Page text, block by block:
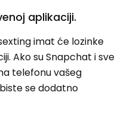
aplikaciji.
imat će lozinke
Ako su Snapchat i sve
telefonu vašeg
se dodatno